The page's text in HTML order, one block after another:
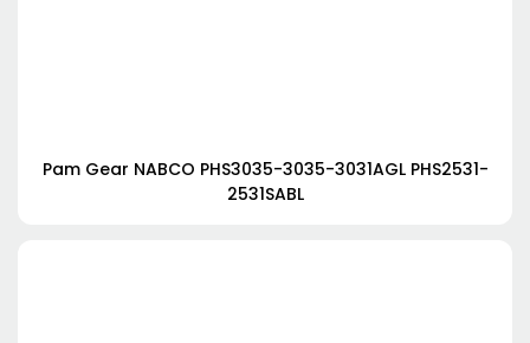
Pam Gear NABCO PHS3035-3035-3031AGL PHS2531-
2531SABL